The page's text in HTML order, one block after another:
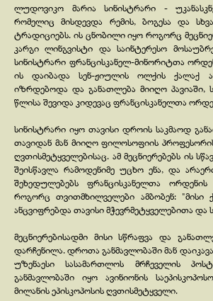
ლუდოვიკო მარია სინისტრარი -
რომელიც მისდევდა რემის, ბოგესა და
ტრადიციებს. ის ცნობილი იყო როგორც
კარგი ლინგვისტი და საინტერესო
სინისტრარი ფრანცისკანელ-მინორიტთა
ის დაიბადა სენ-ჟიულის ოლქის ქალაქ
იზრდებოდა და განათლება მიიღო პავიაში,
წლისა შევიდა კიდევაც ფრანცისკანელთა
სინისტრარი იყო თავისი დროის საკმაოდ
თავიდან მან მიიღო ფილოსოფიის
ღვთისმეტყველებისაც. ამ მეცნიერებებს ის
შეისწავლა რამოდენიმე უცხო ენა, და
შეხედულებებს ფრანცისკანელთა ორდენის
როგორც თვითმხილველები ამბობენ: "მისი
ანცვიფრებდა თავისი მჭევრმეტყველებითა და
მეცნიერებისადმი მისი სწრაფვა და
დარჩენილა. დროთა განმავლობაში მან
უზენაესი სასამართლოს მრჩეველის
განმავლობაში იყო ავინიონის
მილანის ეპისკოპოსის ღვთისმეტყველი.